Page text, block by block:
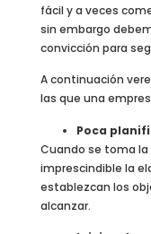
fácil y a veces
sin embargo
convicción para
A continuación
las que una
Poca
Cuando se toma la
imprescindible la
establezcan los
alcanzar.